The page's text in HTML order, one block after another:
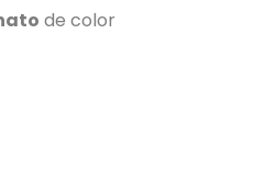
de color